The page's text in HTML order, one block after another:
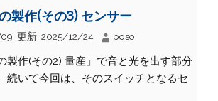
製作(その3) センサー
更新: 2025/12/24 boso
製作(その2) 量産」で音と光を出す部分
続いて今回は、そのスイッチとなるセ